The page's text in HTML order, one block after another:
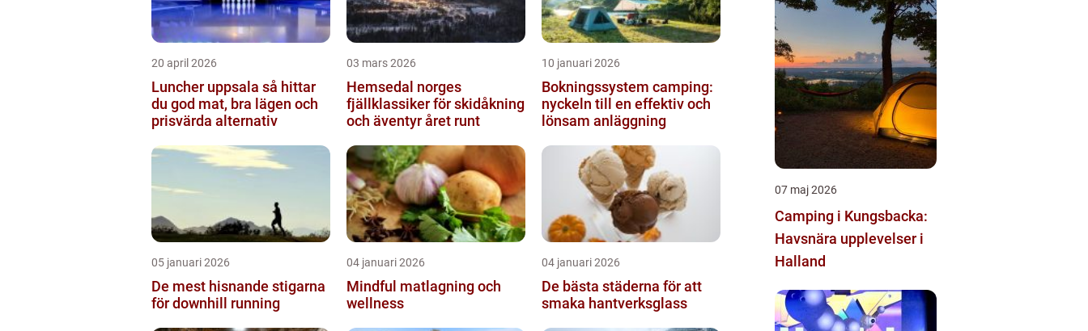
20 april 2026
Luncher uppsala så hittar
du god mat, bra lägen och
prisvärda alternativ
03 mars 2026
Hemsedal norges
fjällklassiker för skidåkning
och äventyr året runt
10 januari 2026
Bokningssystem camping:
nyckeln till en effektiv och
lönsam anläggning
05 januari 2026
De mest hisnande stigarna
för downhill running
04 januari 2026
Mindful matlagning och
wellness
04 januari 2026
De bästa städerna för att
smaka hantverksglass
07 maj 2026
Camping i Kungsbacka:
Havsnära upplevelser i
Halland